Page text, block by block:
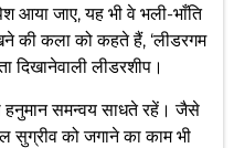
जाए, यह भी वे भली-भाँति
की कला को कहते हैं, ‘लीडरगम
दिखानेवाली लीडरशीप।
समन्वय साधते रहें। जैसे
सुग्रीव को जगाने का काम भी